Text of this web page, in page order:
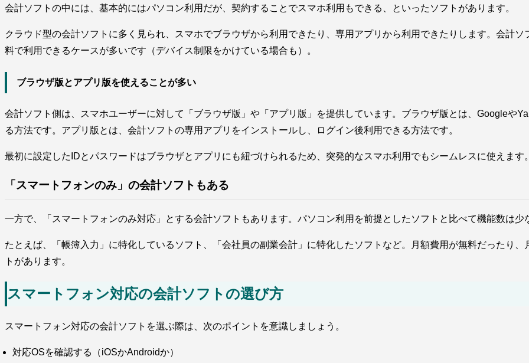
会計ソフトの中には、基本的にはパソコン利用だが、契約することでスマホ利用もできる、といったソフトがあります。
クラウド型の会計ソフトに多く見られ、スマホでブラウザから利用できたり、専用アプリから利用できたりします。会計
料で利用できるケースが多いです（デバイス制限をかけている場合も）。
ブラウザ版とアプリ版を使えることが多い
会計ソフト側は、スマホユーザーに対して「ブラウザ版」や「アプリ版」を提供しています。ブラウザ版とは、Googleや
る方法です。アプリ版とは、会計ソフトの専用アプリをインストールし、ログイン後利用できる方法です。
最初に設定したIDとパスワードはブラウザとアプリにも紐づけられるため、突発的なスマホ利用でもシームレスに使えます
「スマートフォンのみ」の会計ソフトもある
一方で、「スマートフォンのみ対応」とする会計ソフトもあります。パソコン利用を前提としたソフトと比べて機能数は
たとえば、「帳簿入力」に特化しているソフト、「会社員の副業会計」に特化したソフトなど。月額費用が無料だったり
トがあります。
スマートフォン対応の会計ソフトの選び方
スマートフォン対応の会計ソフトを選ぶ際は、次のポイントを意識しましょう。
対応OSを確認する（iOSかAndroidか）